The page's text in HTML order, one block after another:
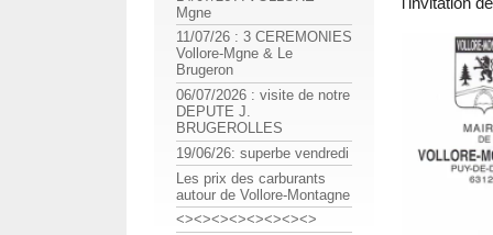
Mgne
11/07/26 : 3 CEREMONIES
Vollore-Mgne & Le
Brugeron
06/07/2026 : visite de notre
DEPUTE J.
BRUGEROLLES
19/06/26: superbe vendredi
Les prix des carburants
autour de Vollore-Montagne
<><><><><><><><>